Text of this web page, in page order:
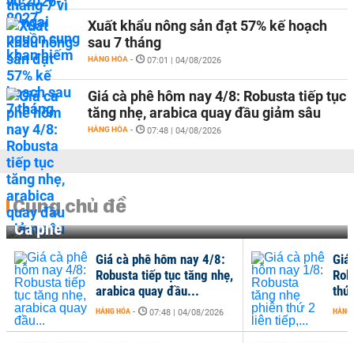
Xuất khẩu nông sản đạt 57% kế hoạch
sau 7 tháng
HÀNG HÓA - 07:01 | 04/08/2026
Giá cà phê hôm nay 4/8: Robusta tiếp tục
tăng nhẹ, arabica quay đầu giảm sâu
HÀNG HÓA - 07:48 | 04/08/2026
Cùng chủ đề
Cà phê
Giá cà phê hôm nay 4/8:
Robusta tiếp tục tăng nhẹ,
arabica quay đầu...
HÀNG HÓA - 07:48 | 04/08/2026
thứ
HÀNG